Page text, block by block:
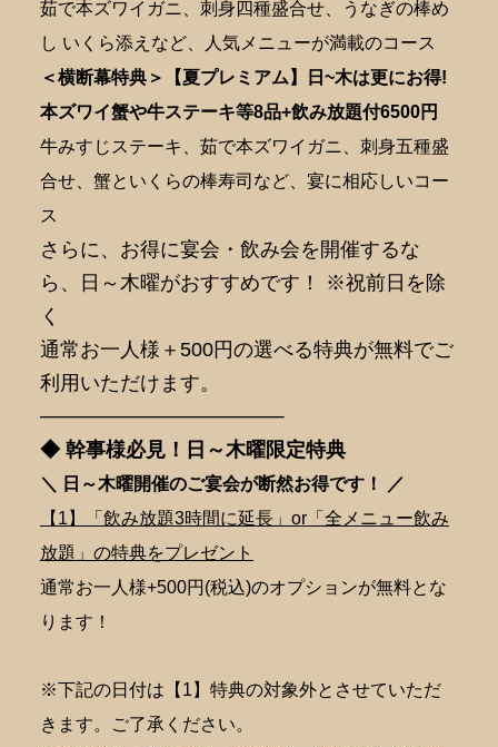
茹で本ズワイガニ、刺身四種盛合せ、うなぎの棒め
し いくら添えなど、人気メニューが満載のコース
＜横断幕特典＞【夏プレミアム】日~木は更にお得!
本ズワイ蟹や牛ステーキ等8品+飲み放題付6500円
牛みすじステーキ、茹で本ズワイガニ、刺身五種盛
合せ、蟹といくらの棒寿司など、宴に相応しいコー
ス
さらに、お得に宴会・飲み会を開催するな
ら、日～木曜がおすすめです！ ※祝前日を除
く
通常お一人様＋500円の選べる特典が無料でご
利用いただけます。
———————————–
◆ 幹事様必見！日～木曜限定特典
＼ 日～木曜開催のご宴会が断然お得です！ ／
【1】「飲み放題3時間に延長」or「全メニュー飲み
放題」の特典をプレゼント
通常お一人様+500円(税込)のオプションが無料とな
ります！
※下記の日付は【1】特典の対象外とさせていただ
きます。ご了承ください。